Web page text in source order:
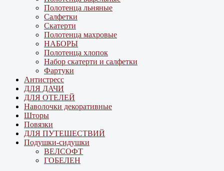
Полотенца льняные
Салфетки
Скатерти
Полотенца махровые
НАБОРЫ
Полотенца хлопок
Набор скатерти и салфетки
Фартуки
Антистресс
ДЛЯ ДАЧИ
ДЛЯ ОТЕЛЕЙ
Наволочки декоративные
Шторы
Повязки
ДЛЯ ПУТЕШЕСТВИЙ
Подушки-сидушки
ВЕЛСОФТ
ГОБЕЛЕН